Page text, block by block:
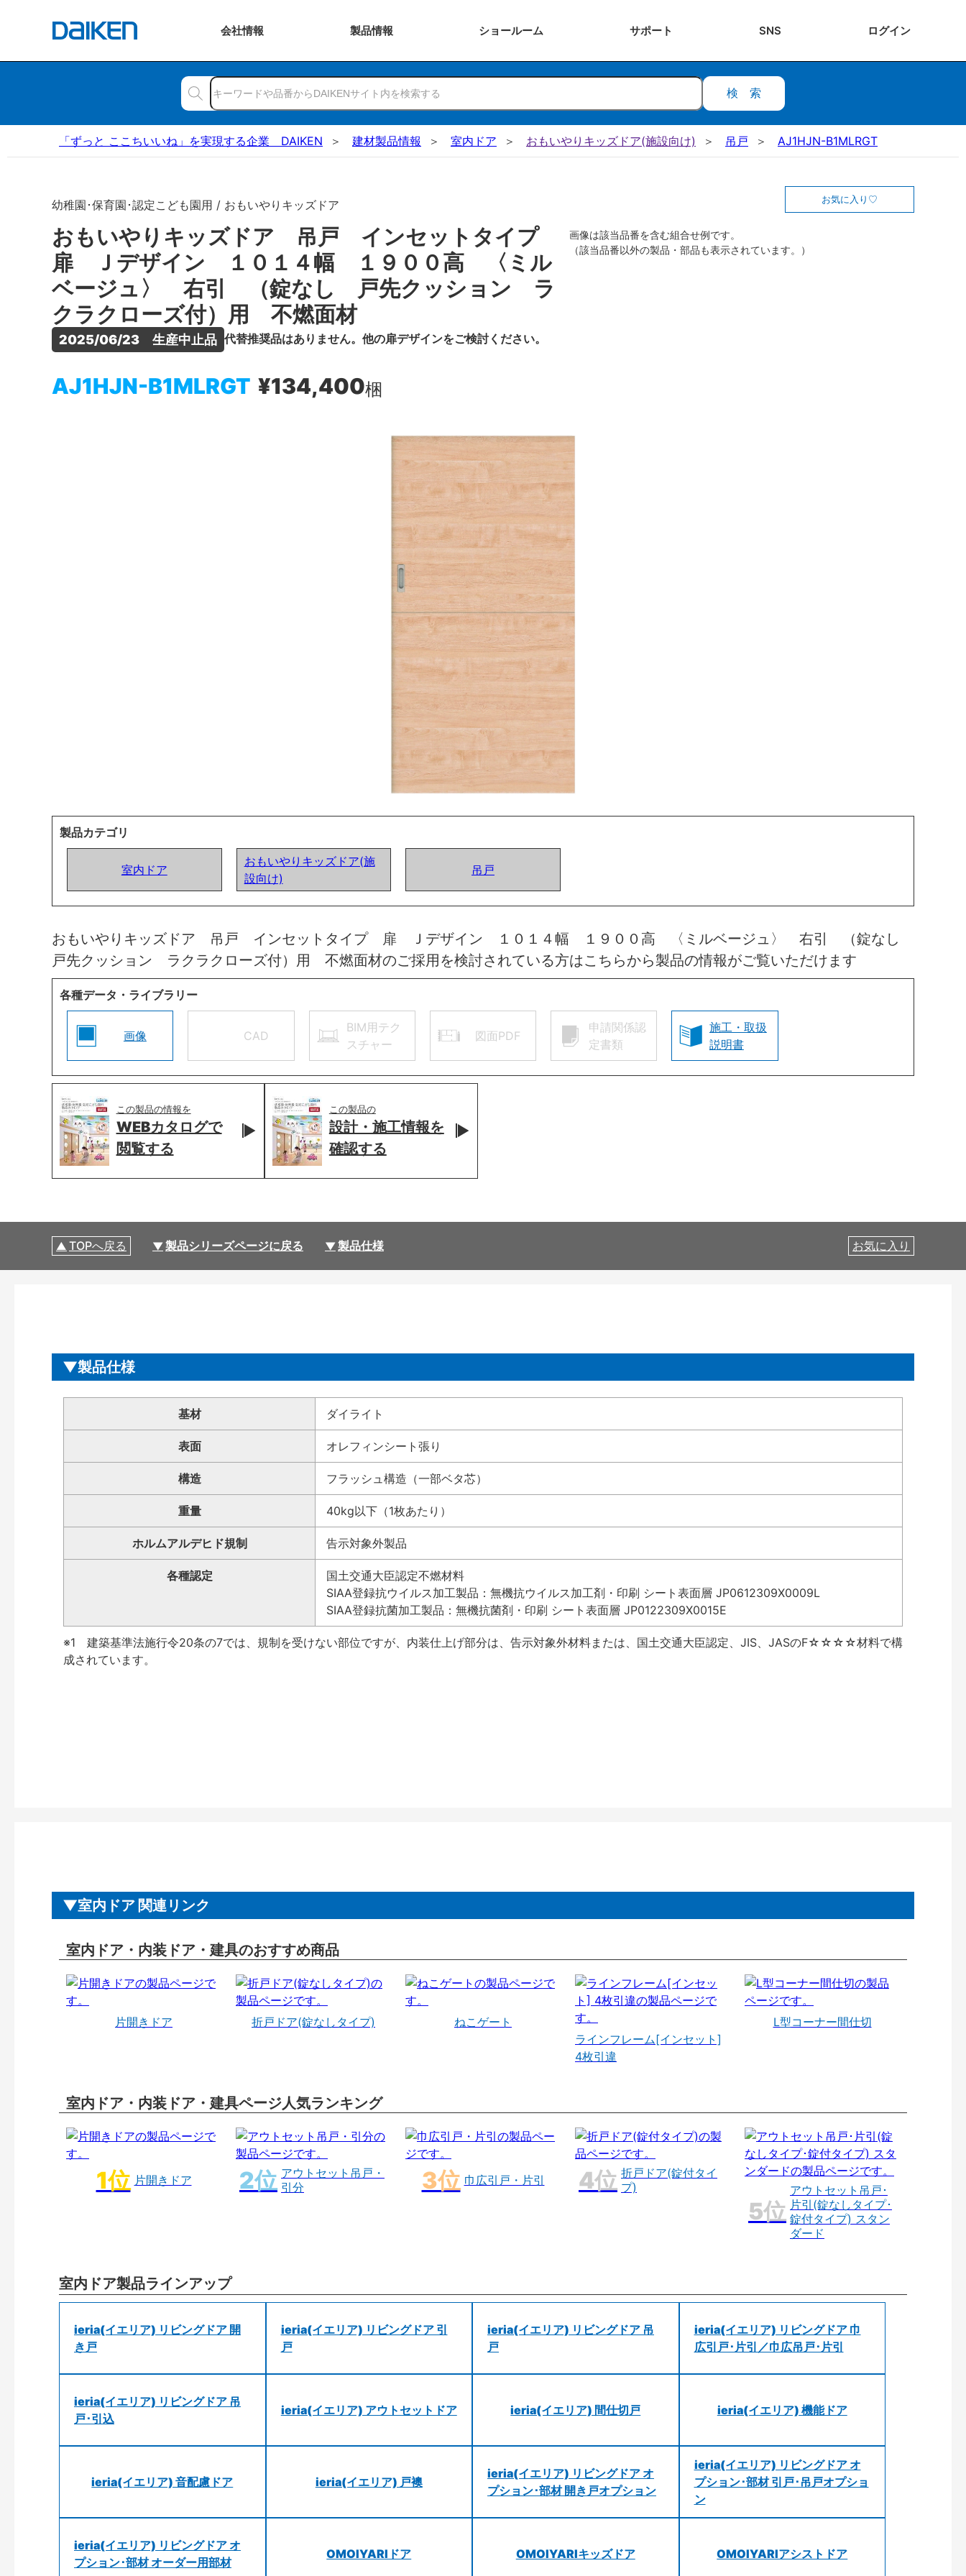
会社情報 製品情報 ショールーム サポート SNS ログイン
検索
「ずっと ここちいいね」を実現する企業 DAIKEN 建材製品情報 室内ドア おもいやりキッズドア(施設向け) 吊戸 AJ1HJN-B1MLRGT
幼稚園･保育園･認定こども園用 / おもいやりキッズドア
おもいやりキッズドア 吊戸 インセットタイプ
扉 Ｊデザイン １０１４幅 １９００高 〈ミル
ベージュ〉 右引 （錠なし 戸先クッション ラ
クラクローズ付）用 不燃面材
2025/06/23　生産中止品 代替推奨品はありません。他の扉デザインをご検討ください。
AJ1HJN-B1MLRGT ¥134,400梱
お気に入り
画像は該当品番を含む組合せ例です。
（該当品番以外の製品・部品も表示されています。）
製品カテゴリ
室内ドア
おもいやりキッズドア(施
設向け)
吊戸
おもいやりキッズドア 吊戸 インセットタイプ 扉 Ｊデザイン １０１４幅 １９００高 〈ミルベージュ〉 右引 （錠なし
戸先クッション ラクラクローズ付）用 不燃面材のご採用を検討されている方はこちらから製品の情報がご覧いただけます
各種データ・ライブラリー
画像 CAD
BIM用テク
スチャー
図面PDF
申請関係認
定書類
施工・取扱
説明書
この製品の情報を
WEBカタログで
閲覧する
この製品の
設計・施工情報を
確認する
TOPへ戻る 製品シリーズページに戻る 製品仕様 お気に入り
製品仕様
基材 ダイライト
表面 オレフィンシート張り
構造 フラッシュ構造（一部ベタ芯）
重量 40kg以下（1枚あたり）
ホルムアルデヒド規制 告示対象外製品
各種認定
国土交通大臣認定不燃材料
SIAA登録抗ウイルス加工製品：無機抗ウイルス加工剤・印刷 シート表面層 JP0612309X0009L
SIAA登録抗菌加工製品：無機抗菌剤・印刷 シート表面層 JP0122309X0015E
※1 建築基準法施行令20条の7では、規制を受けない部位ですが、内装仕上げ部分は、告示対象外材料または、国土交通大臣認定、JIS、JASのF☆☆☆☆材料で構
成されています。
室内ドア 関連リンク
室内ドア・内装ドア・建具のおすすめ商品
片開きドア 折戸ドア(錠なしタイプ)
ねこゲート
ラインフレーム[インセット]
4枚引違
L型コーナー間仕切
室内ドア・内装ドア・建具ページ人気ランキング
片開きドア
アウトセット吊戸・
引分
巾広引戸・片引
折戸ドア(錠付タイ
プ)
アウトセット吊戸･
片引(錠なしタイプ･
錠付タイプ) スタン
ダード
室内ドア製品ラインアップ
ieria(イエリア) リビングドア 開
き戸
ieria(イエリア) リビングドア 引
戸
ieria(イエリア) リビングドア 吊
戸
ieria(イエリア) リビングドア 巾
広引戸･片引／巾広吊戸･片引
ieria(イエリア) リビングドア 吊
戸･引込
ieria(イエリア) アウトセットドア ieria(イエリア) 間仕切戸 ieria(イエリア) 機能ドア
ieria(イエリア) 音配慮ドア ieria(イエリア) 戸襖
ieria(イエリア) リビングドア オ
プション･部材 開き戸オプション
ieria(イエリア) リビングドア オ
プション･部材 引戸･吊戸オプショ
ン
ieria(イエリア) リビングドア オ
プション･部材 オーダー用部材
OMOIYARIドア OMOIYARIキッズドア OMOIYARIアシストドア